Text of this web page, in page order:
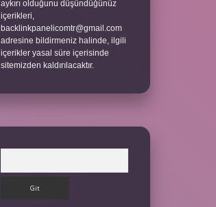
aykırı olduğunu düşündüğünüz
içerikleri,
backlinkpanelicomtr@gmail.com
adresine bildirmeniz halinde, ilgili
içerikler yasal süre içerisinde
sitemizden kaldırılacaktır.